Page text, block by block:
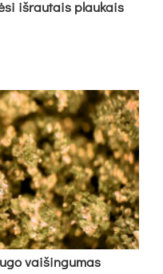
iš­rau­tais plau­kais
vai­šin­gu­mas